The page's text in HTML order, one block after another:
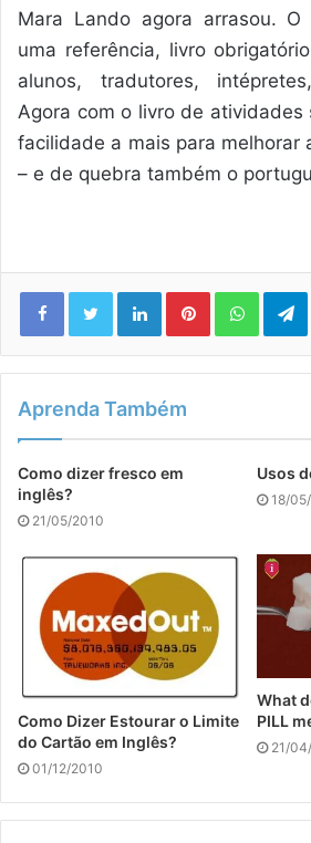
Mara Lando agora arrasou.
uma referência, livro
alunos, tradutores,
Agora com o livro de atividades
facilidade a mais para melhorar
– e de quebra também o
LinkedinPinterest
Aprenda Também
Como dizer fresco em
inglês?
21/05/2010
Usos
18/
Como Dizer Estourar o Limite
do Cartão em Inglês?
01/12/2010
What
PILL
21/